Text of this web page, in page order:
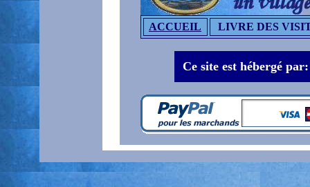
ACCUEIL LIVRE DES
Ce site est hébergé par: